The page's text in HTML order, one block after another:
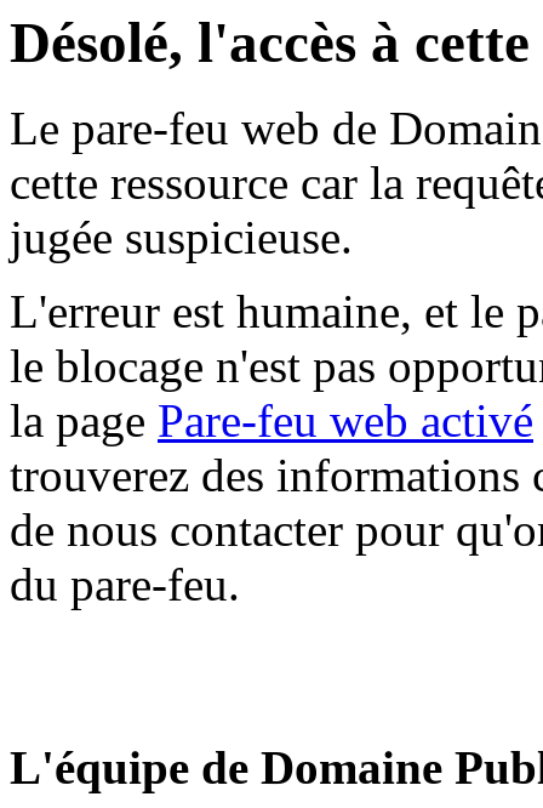
Désolé, l'accès à
Le pare-feu web de
cette ressource car la
jugée suspicieuse.
L'erreur est humaine, et le
le blocage n'est pas
la page Pare-feu web activé
trouverez des informations
de nous contacter pour
du pare-feu.
L'équipe de Domaine